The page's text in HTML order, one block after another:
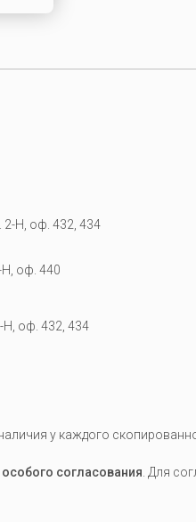
2-Н, оф. 432, 434
Н, оф. 440
Н, оф. 432, 434
у каждого
особого согласования. Для